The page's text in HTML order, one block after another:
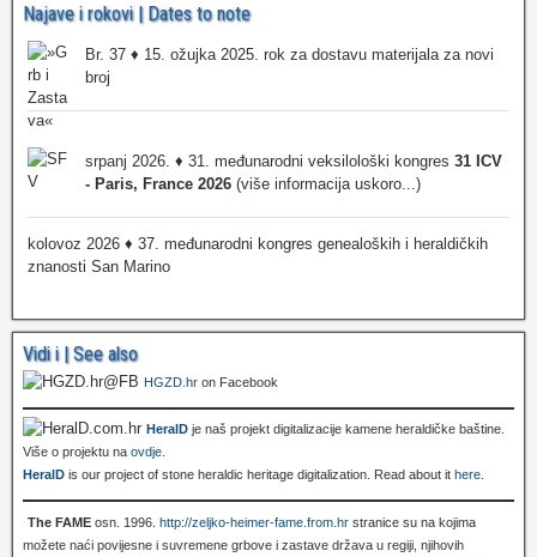
Najave i rokovi | Dates to note
Br. 37 ♦ 15. ožujka 2025. rok za dostavu materijala za novi
broj
srpanj 2026. ♦ 31. međunarodni veksilološki kongres 31 ICV
- Paris, France 2026 (više informacija uskoro...)
kolovoz 2026 ♦ 37. međunarodni kongres genealoških i heraldičkih
znanosti San Marino
Vidi i | See also
HGZD.hr on Facebook
HeralD je naš projekt digitalizacije kamene heraldičke baštine.
Više o projektu na ovdje.
HeralD is our project of stone heraldic heritage digitalization. Read about it here.
The FAME osn. 1996. http://zeljko-heimer-fame.from.hr stranice su na kojima
možete naći povijesne i suvremene grbove i zastave država u regiji, njihovih